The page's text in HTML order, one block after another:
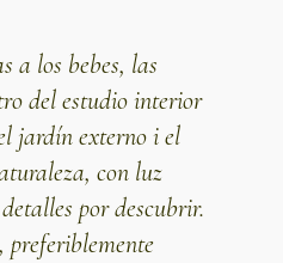
a los bebes, las
del estudio interior
jardín externo i el
con luz
por descubrir.
preferiblemente